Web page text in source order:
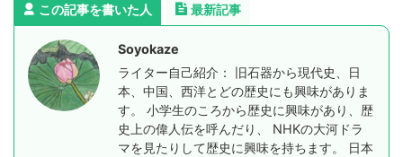
この記事を書いた人 最新記事
Soyokaze
ライター自己紹介： 旧石器から現代史、日
本、中国、西洋とどの歴史にも興味がありま
す。 小学生のころから歴史に興味があり、歴
史上の偉人伝を呼んだり、 NHKの大河ドラ
マを見たりして歴史に興味を持ちます。 日本